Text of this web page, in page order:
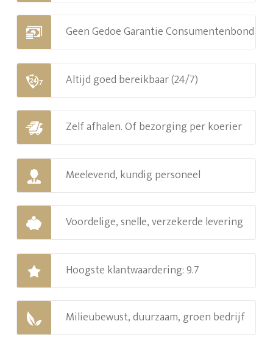
Geen Gedoe Garantie Consumentenbond
Altijd goed bereikbaar (24/7)
Zelf afhalen. Of bezorging per koerier
Meelevend, kundig personeel
Voordelige, snelle, verzekerde levering
Hoogste klantwaardering: 9.7
Milieubewust, duurzaam, groen bedrijf